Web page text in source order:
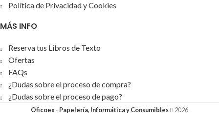
Política de Privacidad y Cookies
MÁS INFO
Reserva tus Libros de Texto
Ofertas
FAQs
¿Dudas sobre el proceso de compra?
¿Dudas sobre el proceso de pago?
Oficoex - Papelería, Informática y Consumibles 2026